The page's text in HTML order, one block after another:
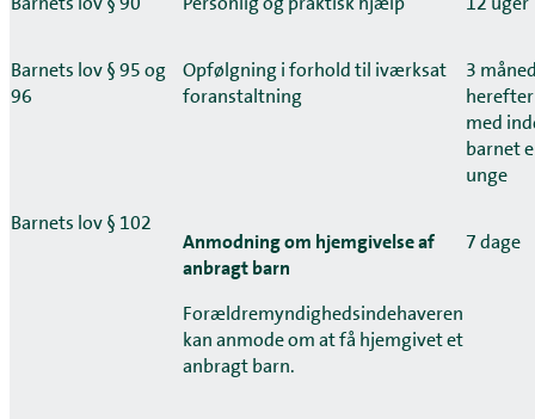
Barnets lov § 95 og
96
Opfølgning i forhold til iværksat
foranstaltning
3
med
barnet
unge
Barnets lov § 102
Anmodning om hjemgivelse af
anbragt barn
Forældremyndighedsindehaveren
kan anmode om at få hjemgivet et
anbragt barn.
7 dage